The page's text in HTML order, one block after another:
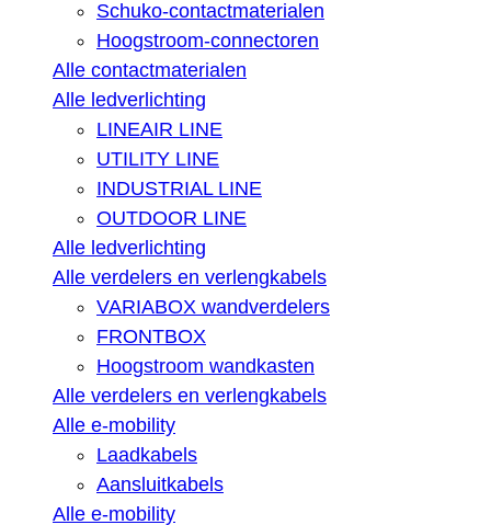
Schuko-contactmaterialen
Hoogstroom-connectoren
Alle contactmaterialen
Alle ledverlichting
LINEAIR LINE
UTILITY LINE
INDUSTRIAL LINE
OUTDOOR LINE
Alle ledverlichting
Alle verdelers en verlengkabels
VARIABOX wandverdelers
FRONTBOX
Hoogstroom wandkasten
Alle verdelers en verlengkabels
Alle e-mobility
Laadkabels
Aansluitkabels
Alle e-mobility